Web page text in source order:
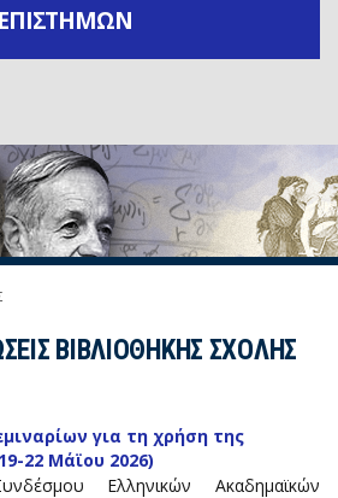
ΕΠΙΣΤΗΜΩΝ
ΒΙΒΛΙΟΘΗΚΗΣ ΣΧΟΛΗΣ
για τη χρήση της
22 Μάϊου 2026)
Ελληνικών Ακαδημαϊκών